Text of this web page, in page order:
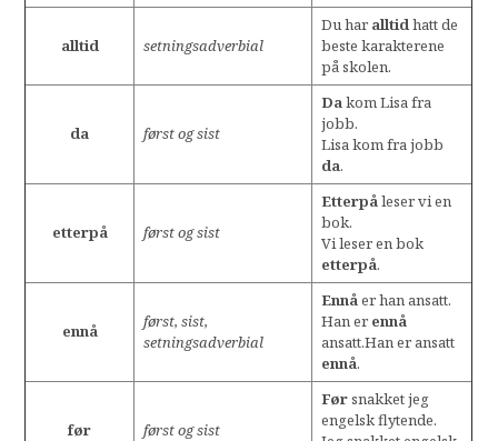
alltid setningsadverbial
Du har alltidhatt de
beste karakterene
på skolen.
da først og sist
Dakom Lisa fra
jobb.
Lisa kom fra jobb
da.
etterpå først og sist
Etterpåleser vi en
bok.
Vi leser en bok
etterpå.
ennå
først, sist,
setningsadverbial
Ennåer han ansatt.
Han er ennå
ansatt.Han er ansatt
ennå.
før først og sist
Førsnakket jeg
engelsk flytende.